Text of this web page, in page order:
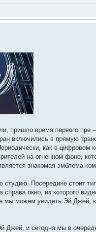
пришло время первого
включились в прямую
как в цифровом
на огненном фоне,
знакомая эмблема
Посередине стоит
окно, из которого
мы можем увидеть Эй Джей,
и сегодня мы в